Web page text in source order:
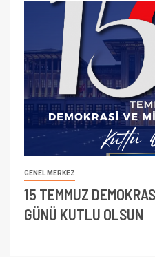
GENEL MERKEZ
15 TEMMUZ
GÜNÜ KUTLU OLSUN